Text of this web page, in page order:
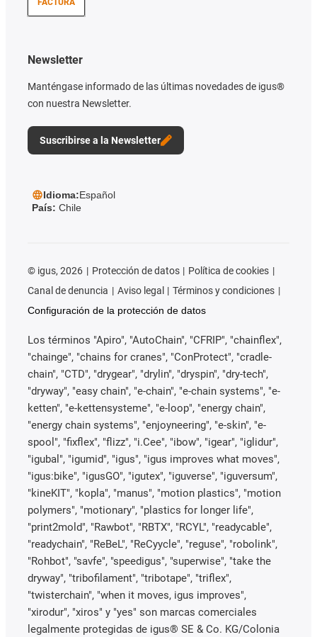
Newsletter
Manténgase informado de las últimas novedades de igus®
con nuestra Newsletter.
Suscribirse a la Newsletter
Idioma:Español
País: Chile
© igus, 2026 Protección de datos
Política de cookies
Canal de denuncia
Aviso legal
Términos y condiciones
Configuración de la protección de datos
Los términos "Apiro", "AutoChain", "CFRIP", "chainflex",
"chainge", "chains for cranes", "ConProtect", "cradle-
chain", "CTD", "drygear", "drylin", "dryspin", "dry-tech",
"dryway", "easy chain", "e-chain", "e-chain systems", "e-
ketten", "e-kettensysteme", "e-loop", "energy chain",
"energy chain systems", "enjoyneering", "e-skin", "e-
spool", "fixflex", "flizz", "i.Cee", "ibow", "igear", "iglidur",
"igubal", "igumid", "igus", "igus improves what moves",
"igus:bike", "igusGO", "igutex", "iguverse", "iguversum",
"kineKIT", "kopla", "manus", "motion plastics", "motion
polymers", "motionary", "plastics for longer life",
"print2mold", "Rawbot", "RBTX", "RCYL", "readycable",
"readychain", "ReBeL", "ReCyycle", "reguse", "robolink",
"Rohbot", "savfe", "speedigus", "superwise", "take the
dryway", "tribofilament", "tribotape", "triflex",
"twisterchain", "when it moves, igus improves",
"xirodur", "xiros" y "yes" son marcas comerciales
legalmente protegidas de igus® SE & Co. KG/Colonia